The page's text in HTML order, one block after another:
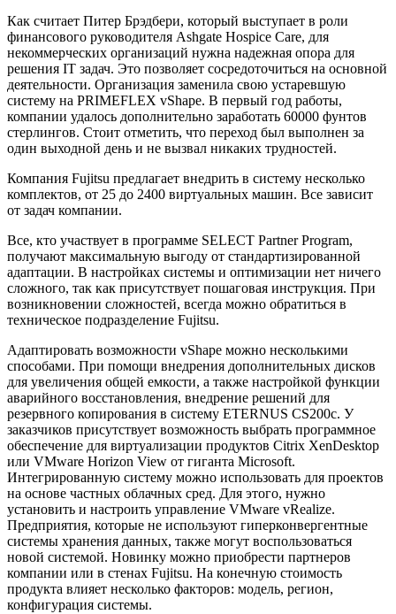
Как считает Питер Брэдбери, который выступает в роли
финансового руководителя Ashgate Hospice Care, для
некоммерческих организаций нужна надежная опора для
решения IT задач. Это позволяет сосредоточиться на основной
деятельности. Организация заменила свою устаревшую
систему на PRIMEFLEX vShape. В первый год работы,
компании удалось дополнительно заработать 60000 фунтов
стерлингов. Стоит отметить, что переход был выполнен за
один выходной день и не вызвал никаких трудностей.
Компания Fujitsu предлагает внедрить в систему несколько
комплектов, от 25 до 2400 виртуальных машин. Все зависит
от задач компании.
Все, кто участвует в программе SELECT Partner Program,
получают максимальную выгоду от стандартизированной
адаптации. В настройках системы и оптимизации нет ничего
сложного, так как присутствует пошаговая инструкция. При
возникновении сложностей, всегда можно обратиться в
техническое подразделение Fujitsu.
Адаптировать возможности vShape можно несколькими
способами. При помощи внедрения дополнительных дисков
для увеличения общей емкости, а также настройкой функции
аварийного восстановления, внедрение решений для
резервного копирования в систему ETERNUS CS200c. У
заказчиков присутствует возможность выбрать программное
обеспечение для виртуализации продуктов Citrix XenDesktop
или VMware Horizon View от гиганта Microsoft.
Интегрированную систему можно использовать для проектов
на основе частных облачных сред. Для этого, нужно
установить и настроить управление VMware vRealize.
Предприятия, которые не используют гиперконвергентные
системы хранения данных, также могут воспользоваться
новой системой. Новинку можно приобрести партнеров
компании или в стенах Fujitsu. На конечную стоимость
продукта влияет несколько факторов: модель, регион,
конфигурация системы.